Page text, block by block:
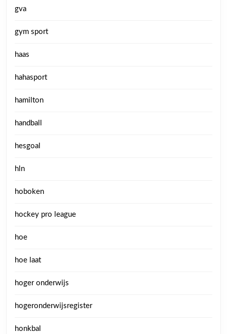
gva
gym sport
haas
hahasport
hamilton
handball
hesgoal
hln
hoboken
hockey pro league
hoe
hoe laat
hoger onderwijs
hogeronderwijsregister
honkbal